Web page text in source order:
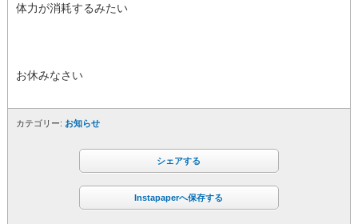
体力が消耗するみたい
お休みなさい
カテゴリー: お知らせ
シェアする
Instapaperへ保存する